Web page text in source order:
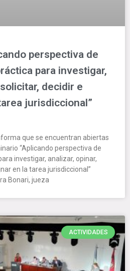
perspectiva de
para investigar,
decidir e
jurisdiccional”
que se encuentran abiertas
“Aplicando perspectiva de
investigar, analizar, opinar,
en la tarea jurisdiccional”
Bonari, jueza
ACTIVIDADES